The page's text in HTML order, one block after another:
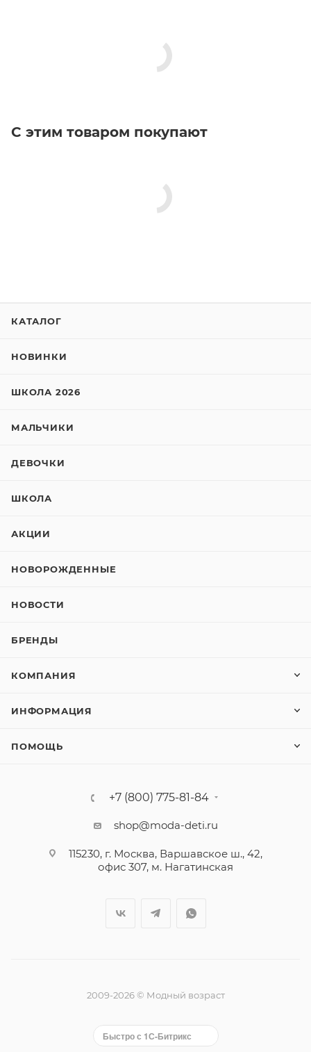
С этим товаром покупают
КАТАЛОГ
НОВИНКИ
ШКОЛА 2026
МАЛЬЧИКИ
ДЕВОЧКИ
ШКОЛА
АКЦИИ
НОВОРОЖДЕННЫЕ
НОВОСТИ
БРЕНДЫ
КОМПАНИЯ
ИНФОРМАЦИЯ
ПОМОЩЬ
+7 (800) 775-81-84
shop@moda-deti.ru
115230, г. Москва, Варшавское ш., 42,
офис 307, м. Нагатинская
2009-2026 © Модный возраст
Быстро с 1С-Битрикс